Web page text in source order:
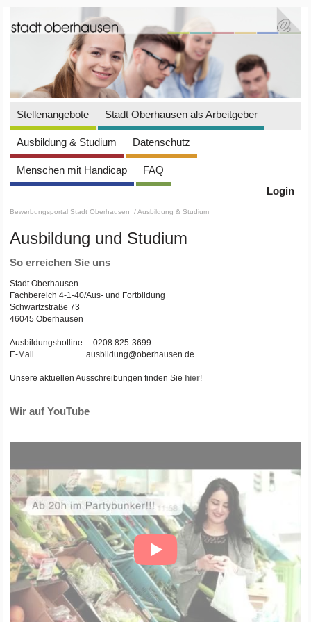
Stellenangebote Stadt Oberhausen als Arbeitgeber
Ausbildung & Studium Datenschutz
Menschen mit Handicap
FAQ
Login
Bewerbungsportal Stadt Oberhausen / Ausbildung & Studium
Ausbildung und Studium
So erreichen Sie uns
Stadt Oberhausen
Fachbereich 4-1-40/Aus- und Fortbildung
Schwartzstraße 73
46045 Oberhausen
Ausbildungshotline 0208 825-3699
E-Mail ausbildung@oberhausen.de
Unsere aktuellen Ausschreibungen finden Sie hier!
Wir auf YouTube